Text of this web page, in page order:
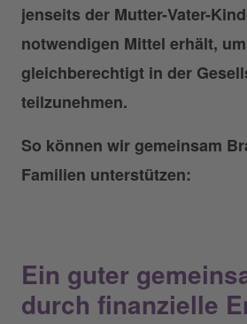
jenseits der Mutter-Vater-
notwendigen Mittel erhält,
gleichberechtigt in der
teilzunehmen.
So können wir gemeinsam
Familien unterstützen:
Ein guter
durch finanzielle